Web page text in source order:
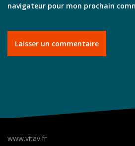
navigateur pour mon prochain
www.vitav.fr